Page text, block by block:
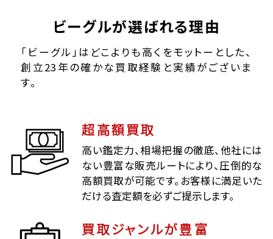
ビーグルが選ばれる理由
「ビーグル」はどこよりも高くをモットーとした、
創立23年の確かな買取経験と実績がございま
す。
超高額買取
高い鑑定力、相場把握の徹底、他社には
ない豊富な販売ルートにより、圧倒的な
高額買取が可能です。お客様に満足いた
だける査定額を必ずご提示します。
買取ジャンルが豊富